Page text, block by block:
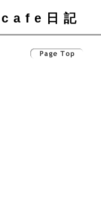
cafe日記